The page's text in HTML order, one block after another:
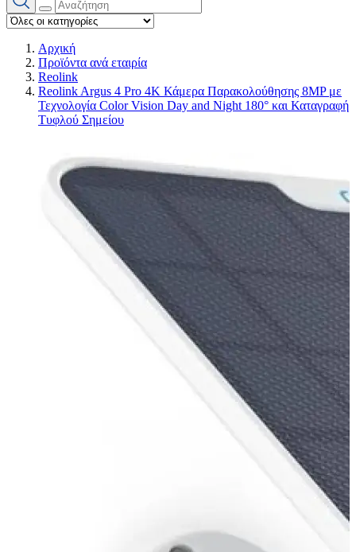
Αρχική
Προϊόντα ανά εταιρία
Reolink
Reolink Argus 4 Pro 4K Κάμερα Παρακολούθησης 8MP με
Τεχνολογία Color Vision Day and Night 180° και Καταγραφή
Τυφλού Σημείου